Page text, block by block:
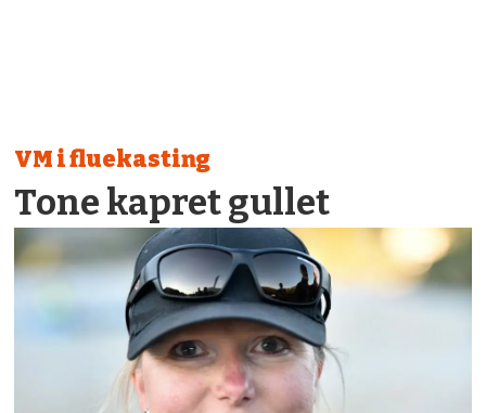
VM i fluekasting
Tone kapret gullet